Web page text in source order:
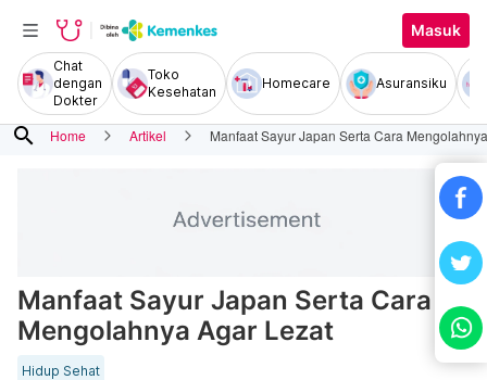
Masuk
Chat
dengan
Dokter
Toko
Kesehatan
Homecare Asuransiku
search Home Artikel Manfaat Sayur Japan Serta Cara
Manfaat Sayur Japan Serta Cara
Mengolahnya Agar Lezat
Hidup Sehat